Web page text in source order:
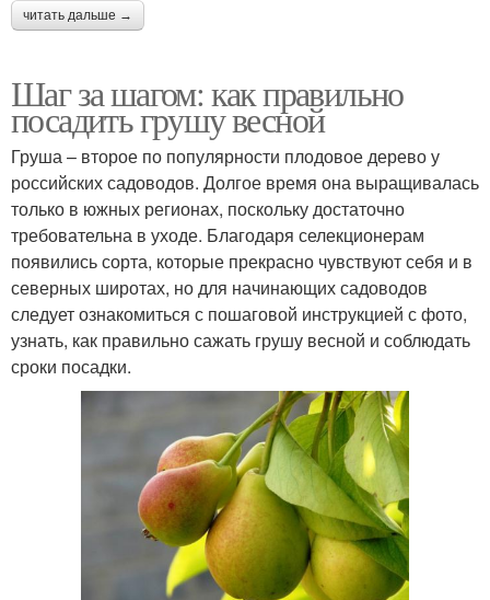
читать дальше →
Шаг за шагом: как правильно
посадить грушу весной
Груша – второе по популярности плодовое дерево у
российских садоводов. Долгое время она выращивалась
только в южных регионах, поскольку достаточно
требовательна в уходе. Благодаря селекционерам
появились сорта, которые прекрасно чувствуют себя и в
северных широтах, но для начинающих садоводов
следует ознакомиться с пошаговой инструкцией с фото,
узнать, как правильно сажать грушу весной и соблюдать
сроки посадки.